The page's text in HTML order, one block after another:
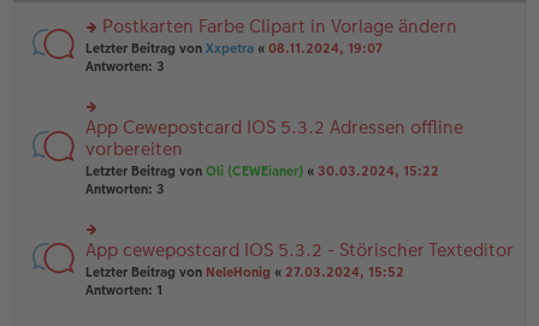
rs
te
u
n
g
el
es
e
er
B
ei
tr
a
Postkarten Farbe Clipart in Vorlage ändern
Letzter Beitrag von Xxpetra « 08.11.2024, 19:07
Antworten: 3
rs
te
r
u
n
el
es
e
n
App Cewepostcard IOS 5.3.2 Adressen offline
vorbereiten
Letzter Beitrag von Oli (CEWEianer) « 30.03.2024, 15:22
Antworten: 3
rs
te
r
App cewepostcard IOS 5.3.2 - Störischer Texteditor
Letzter Beitrag von NeleHonig « 27.03.2024, 15:52
Antworten: 1